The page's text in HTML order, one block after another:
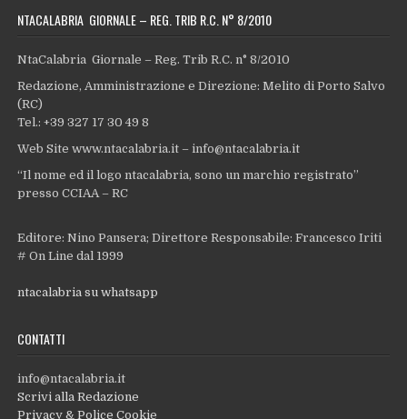
NTACALABRIA GIORNALE – REG. TRIB R.C. N° 8/2010
NtaCalabria Giornale – Reg. Trib R.C. n° 8/2010
Redazione, Amministrazione e Direzione: Melito di Porto Salvo
(RC)
Tel.: +39 327 17 30 49 8
Web Site www.ntacalabria.it – info@ntacalabria.it
“Il nome ed il logo ntacalabria, sono un marchio registrato”
presso CCIAA – RC
Editore: Nino Pansera; Direttore Responsabile: Francesco Iriti
# On Line dal 1999
ntacalabria su whatsapp
CONTATTI
info@ntacalabria.it
Scrivi alla Redazione
Privacy & Police Cookie